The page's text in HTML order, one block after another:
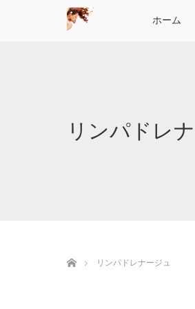
ホーム
リンパドレ
リンパドレナージュ